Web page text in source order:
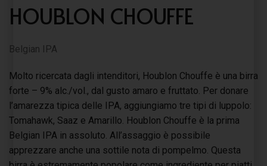
HOUBLON CHOUFFE
Belgian IPA
Molto ricercata dagli intenditori, Houblon Chouffe è una birra
forte – 9% alc./vol., dal gusto amaro e fruttato. Per donare
l’amarezza tipica delle IPA, aggiungiamo tre tipi di luppolo:
Tomahawk, Saaz e Amarillo. Houblon Chouffe è la prima
Belgian IPA in assoluto. All’assaggio è possibile
apprezzare anche una sottile nota di pompelmo. Questa